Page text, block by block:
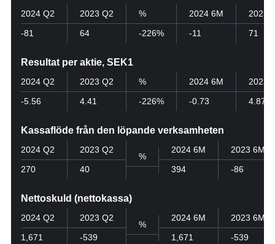
2024 Q2
-81
2023 Q2
64
%
-226%
2024 6M
-11
2023
71
Resultat per aktie, SEK1
2024 Q2
-5.56
2023 Q2
4.41
%
-226%
2024 6M
-0.73
2023
4.87
Kassaflöde från den löpande verksamheten
2024 Q2
270
2023 Q2
40
%
2024 6M
394
2023 6M
-86
Nettoskuld (nettokassa)
2024 Q2
1,671
2023 Q2
-539
%
2024 6M
1,671
2023 6M
-539